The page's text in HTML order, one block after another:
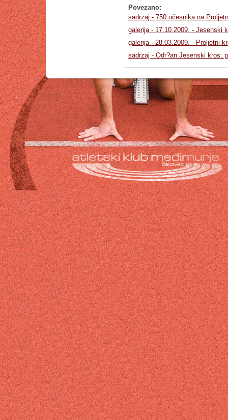
Povezano:
sadrzaj - 750 učesnika na
galerija - 17.10.2009. - Jesenski
galerija - 28.03.2009. - Proljetni
sadrzaj - Odr?an Jesenski kros: